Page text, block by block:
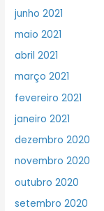
junho 2021
maio 2021
abril 2021
março 2021
fevereiro 2021
janeiro 2021
dezembro 2020
novembro 2020
outubro 2020
setembro 2020